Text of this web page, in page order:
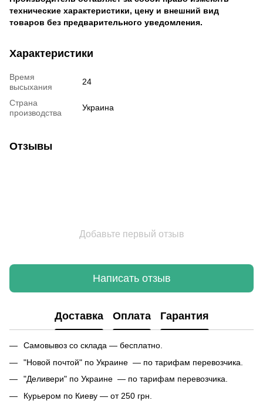
технические характеристики, цену и внешний вид
товаров без предварительного уведомления.
Характеристики
Время
высыхания
24
Страна
производства
Украина
Отзывы
Добавьте первый отзыв
Написать отзыв
Доставка Оплата Гарантия
Самовывоз со склада — бесплатно.
"Новой почтой" по Украине — по тарифам перевозчика.
"Деливери" по Украине — по тарифам перевозчика.
Курьером по Киеву — от 250 грн.